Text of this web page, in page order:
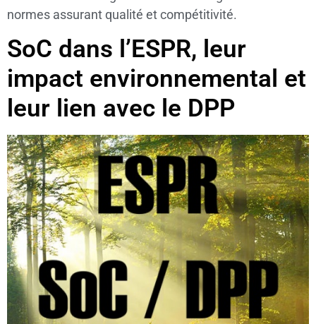
normes assurant qualité et compétitivité.
SoC dans l’ESPR, leur
impact environnemental et
leur lien avec le DPP